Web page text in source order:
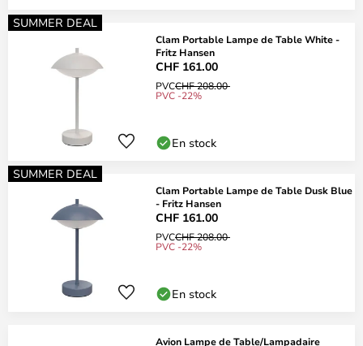
SUMMER DEAL
Clam Portable Lampe de Table White -
Fritz Hansen
CHF 161.00
PVCCHF 208.00
PVC -22%
En stock
SUMMER DEAL
Clam Portable Lampe de Table Dusk Blue
- Fritz Hansen
CHF 161.00
PVCCHF 208.00
PVC -22%
En stock
Avion Lampe de Table/Lampadaire